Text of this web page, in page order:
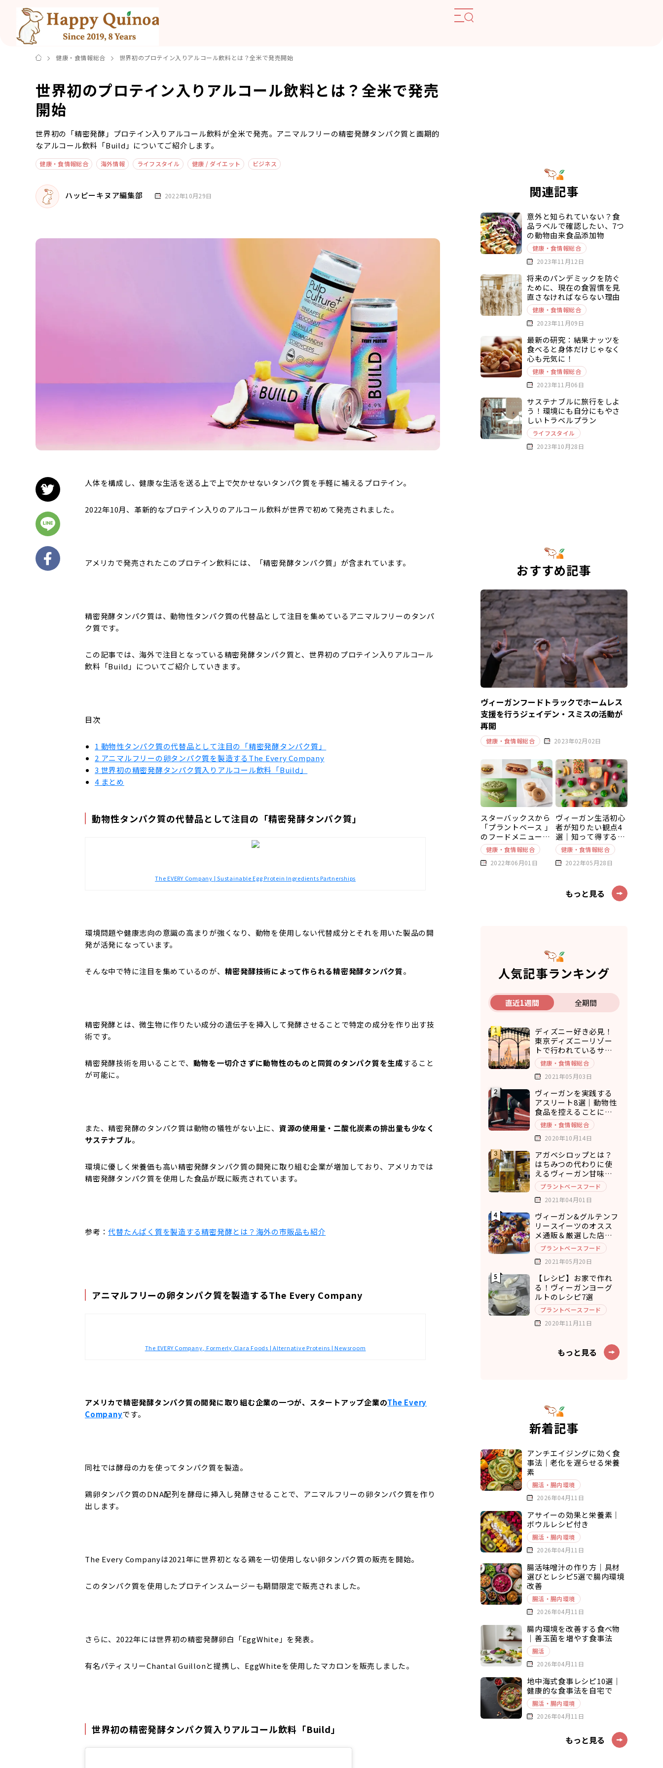
健康・食情報総合 世界初のプロテイン入りアルコール飲料とは？全米で発売開始
世界初のプロテイン入りアルコール飲料とは？全米で発売
開始
世界初の「精密発酵」プロテイン入りアルコール飲料が全米で発売。アニマルフリーの精密発酵タンパク質と画期的
なアルコール飲料「Build」についてご紹介します。
健康・食情報総合 海外情報 ライフスタイル 健康 / ダイエット ビジネス
ハッピーキヌア編集部 2022年10月29日
人体を構成し、健康な生活を送る上で上で欠かせないタンパク質を手軽に補えるプロテイン。
2022年10月、革新的なプロテイン入りのアルコール飲料が世界で初めて発売されました。
アメリカで発売されたこのプロテイン飲料には、「精密発酵タンパク質」が含まれています。
精密発酵タンパク質は、動物性タンパク質の代替品として注目を集めているアニマルフリーのタンパ
ク質です。
この記事では、海外で注目となっている精密発酵タンパク質と、世界初のプロテイン入りアルコール
飲料「Build」についてご紹介していきます。
目次
1 動物性タンパク質の代替品として注目の「精密発酵タンパク質」
2 アニマルフリーの卵タンパク質を製造するThe Every Company
3 世界初の精密発酵タンパク質入りアルコール飲料「Build」
4まとめ
動物性タンパク質の代替品として注目の「精密発酵タンパク質」
The EVERY Company | Sustainable Egg Protein Ingredients Partnerships
環境問題や健康志向の意識の高まりが強くなり、動物を使用しない代替成分とそれを用いた製品の開
発が活発になっています。
そんな中で特に注目を集めているのが、 精密発酵技術によって作られる精密発酵タンパク質。
精密発酵とは、微生物に作りたい成分の遺伝子を挿入して発酵させることで特定の成分を作り出す技
術です。
精密発酵技術を用いることで、 動物を一切介さずに動物性のものと同質のタンパク質を生成すること
が可能に。
また、精密発酵のタンパク質は動物の犠牲がない上に、 資源の使用量・二酸化炭素の排出量も少なく
サステナブル。
環境に優しく栄養価も高い精密発酵タンパク質の開発に取り組む企業が増加しており、 アメリカでは
精密発酵タンパク質を使用した食品が既に販売されています。
参考：代替たんぱく質を製造する精密発酵とは？海外の市販品も紹介
アニマルフリーの卵タンパク質を製造するThe Every Company
The EVERY Company, Formerly Clara Foods | Alternative Proteins | Newsroom
アメリカで精密発酵タンパク質の開発に取り組む企業の一つが、スタートアップ企業のThe Every
Companyです。
同社では酵母の力を使ってタンパク質を製造。
鶏卵タンパク質のDNA配列を酵母に挿入し発酵させることで、アニマルフリーの卵タンパク質を作り
出します。
The Every Companyは2021年に世界初となる鶏を一切使用しない卵タンパク質の販売を開始。
このタンパク質を使用したプロテインスムージーも期間限定で販売されました。
さらに、2022年には世界初の精密発酵卵白「EggWhite」を発表。
有名パティスリーChantal Guillonと提携し、EggWhiteを使用したマカロンを販売しました。
世界初の精密発酵タンパク質入りアルコール飲料「Build」
関連記事
意外と知られていない？食
品ラベルで確認したい、7つ
の動物由来食品添加物
健康・食情報総合
2023年11月12日
将来のパンデミックを防ぐ
ために、現在の食習慣を見
直さなければならない理由
健康・食情報総合
2023年11月09日
最新の研究：結果ナッツを
食べると身体だけじゃなく
心も元気に！
健康・食情報総合
2023年11月06日
サステナブルに旅行をしよ
う！環境にも自分にもやさ
しいトラベルプラン
ライフスタイル
2023年10月28日
おすすめ記事
ヴィーガンフードトラックでホームレス
支援を行うジェイデン・スミスの活動が
再開
健康・食情報総合 2023年02月02日
スターバックスから
「プラントベース 」
のフードメニューが
新発売
健康・食情報総合
2022年06月01日
ヴィーガン生活初心
者が知りたい観点4
選｜知って得する豆
知識～基本編～
健康・食情報総合
2022年05月28日
もっと見る
人気記事ランキング
直近1週間 全期間
ディズニー好き必見！
東京ディズニーリゾー
トで行われているサス
テナブルな取り組み5選
健康・食情報総合
2021年05月03日
ヴィーガンを実践する
アスリート8選｜動物性
食品を控えることにメ
リットを実感
健康・食情報総合
2020年10月14日
アガベシロップとは？
はちみつの代わりに使
えるヴィーガン甘味料8
選プラントベースフード
2021年04月01日
ヴィーガン&グルテンフ
リースイーツのオスス
メ通販＆厳選した店舗
10選
プラントベースフード
2021年05月20日
【レシピ】お家で作れ
る！ヴィーガンヨーグ
ルトのレシピ7選
プラントベースフード
2020年11月11日
もっと見る
新着記事
アンチエイジングに効く食
事法｜老化を遅らせる栄養
素
腸活・腸内環境
2026年04月11日
アサイーの効果と栄養素｜
ボウルレシピ付き
腸活・腸内環境
2026年04月11日
腸活味噌汁の作り方｜具材
選びとレシピ5選で腸内環境
改善
腸活・腸内環境
2026年04月11日
腸内環境を改善する食べ物
｜善玉菌を増やす食事法
腸活
2026年04月11日
地中海式食事レシピ10選｜
健康的な食事法を自宅で
腸活・腸内環境
2026年04月11日
もっと見る